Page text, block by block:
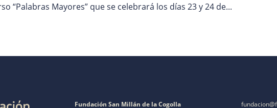
“Palabras Mayores” que se celebrará los días 23 y 24 de...
Fundación San Millán de la Cogolla